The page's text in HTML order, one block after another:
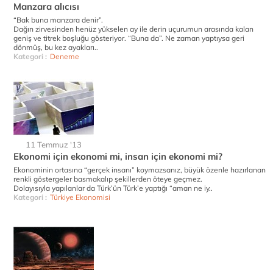
Manzara alıcısı
“Bak buna manzara denir”.
Dağın zirvesinden henüz yükselen ay ile derin uçurumun arasında kalan
geniş ve titrek boşluğu gösteriyor. “Buna da”. Ne zaman yaptıysa geri
dönmüş, bu kez ayakları..
Kategori : Deneme
11 Temmuz '13
Ekonomi için ekonomi mi, insan için ekonomi mi?
Ekonominin ortasına “gerçek insanı” koymazsanız, büyük özenle hazırlanan
renkli göstergeler basmakalıp şekillerden öteye geçmez.
Dolayısıyla yapılanlar da Türk’ün Türk’e yaptığı “aman ne iy..
Kategori : Türkiye Ekonomisi